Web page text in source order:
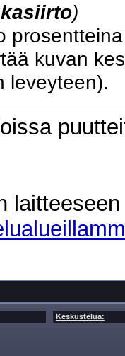
)
kuvan
leveyteen).
Keskustelua: